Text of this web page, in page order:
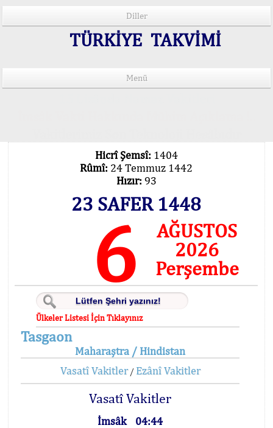
Diller
TÜRKİYE TAKVİMİ
Menü
Hicrî Şemsî: 1404
Rûmî: 24 Temmuz 1442
Hızır: 93
23 SAFER 1448
6
AĞUSTOS
2026
Perşembe
Ülkeler Listesi İçin Tıklayınız
Tasgaon
Maharaştra / Hindistan
Vasatî Vakitler/ Ezânî Vakitler
Vasatî Vakitler
İmsâk
04:44